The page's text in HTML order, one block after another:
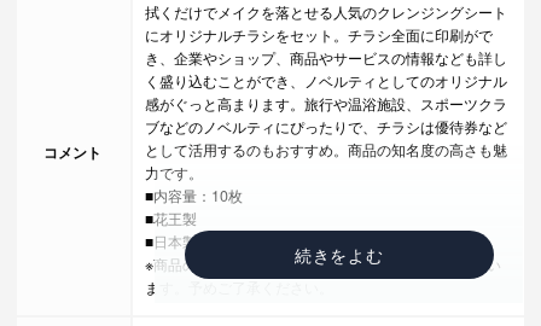
コメント
拭くだけでメイクを落とせる人気のクレンジングシート
にオリジナルチラシをセット。チラシ全面に印刷がで
き、企業やショップ、商品やサービスの情報なども詳し
く盛り込むことができ、ノベルティとしてのオリジナル
感がぐっと高まります。旅行や温浴施設、スポーツクラ
ブなどのノベルティにぴったりで、チラシは優待券など
として活用するのもおすすめ。商品の知名度の高さも魅
力です。
■内容量：10枚
■花王製
■日本製
※商品のパッケージデザインは変更になる場合がござい
ます。予めご了承ください。